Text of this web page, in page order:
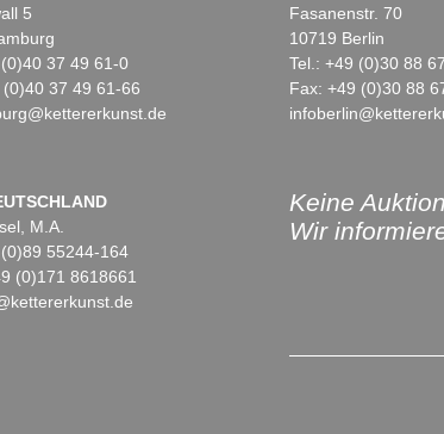
5
37 49 61-0
(0)40 37 49 61-66
Fasanenstr. 70
10719 Berlin
Tel.: +49 (0)30 88
Fax: +49 (0)30 88
M.A.
55244-164
(0)171 8618661
Keine
Wir